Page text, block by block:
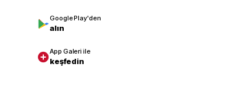
Google Play'den
alın
App Galeri ile
keşfedin